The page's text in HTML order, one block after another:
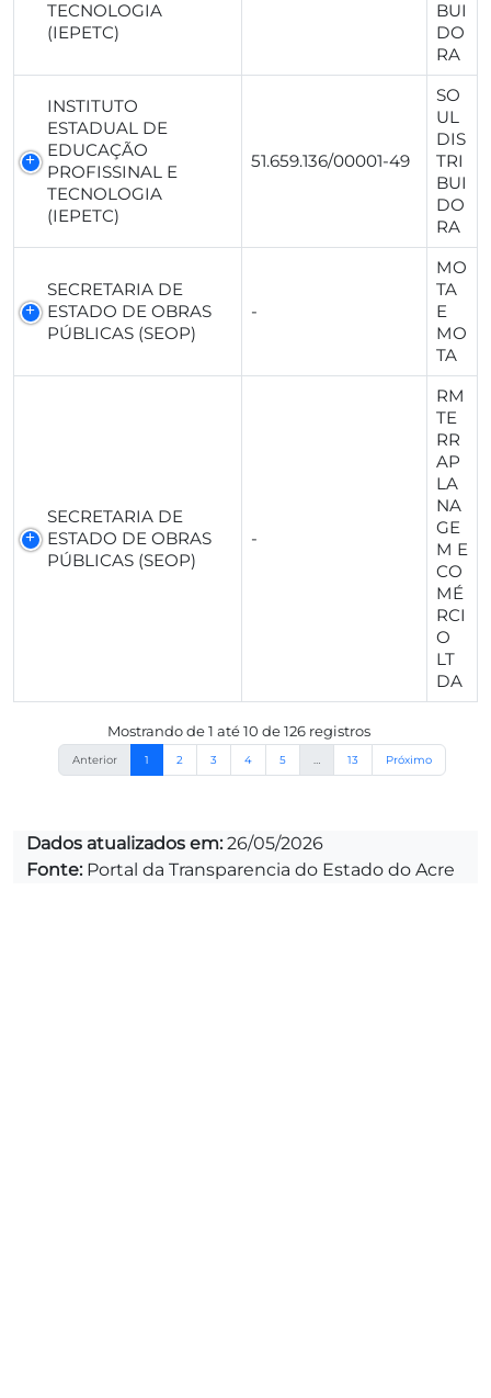
TECNOLOGIA
(IEPETC)
BUI
DO
RA
INSTITUTO
ESTADUAL DE
EDUCAÇÃO
PROFISSINAL E
TECNOLOGIA
(IEPETC)
51.659.136/00001-49
SO
UL
DIS
TRI
BUI
DO
RA
SECRETARIA DE
ESTADO DE OBRAS
PÚBLICAS (SEOP)
-
MO
TA
E
MO
TA
SECRETARIA DE
ESTADO DE OBRAS
PÚBLICAS (SEOP)
-
RM
TE
RR
AP
LA
NA
GE
M E
CO
MÉ
RCI
O
LT
DA
Mostrando de 1 até 10 de 126 registros
Anterior 1 2 3 4 5 … 13 Próximo
Dados atualizados em:26/05/2026
Fonte:Portal da Transparencia do Estado do Acre